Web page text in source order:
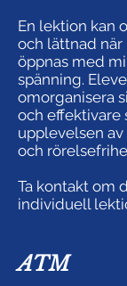
En lektion kan
och lättnad
öppnas med
spänning.
omorganisera
och effektivare
upplevelsen
och
Ta kontakt om
individuell
ATM